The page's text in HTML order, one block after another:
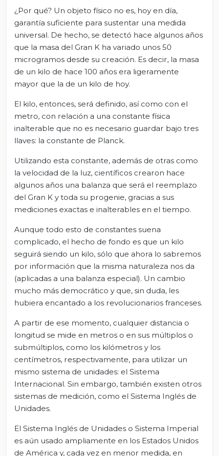
¿Por qué? Un objeto físico no es, hoy en día,
garantía suficiente para sustentar una medida
universal. De hecho, se detectó hace algunos años
que la masa del Gran K ha variado unos 50
microgramos desde su creación. Es decir, la masa
de un kilo de hace 100 años era ligeramente
mayor que la de un kilo de hoy.
El kilo, entonces, será definido, así como con el
metro, con relación a una constante física
inalterable que no es necesario guardar bajo tres
llaves: la constante de Planck.
Utilizando esta constante, además de otras como
la velocidad de la luz, científicos crearon hace
algunos años una balanza que será el reemplazo
del Gran K y toda su progenie, gracias a sus
mediciones exactas e inalterables en el tiempo.
Aunque todo esto de constantes suena
complicado, el hecho de fondo es que un kilo
seguirá siendo un kilo, sólo que ahora lo sabremos
por información que la misma naturaleza nos da
(aplicadas a una balanza especial). Un cambio
mucho más democrático y que, sin duda, les
hubiera encantado a los revolucionarios franceses.
A partir de ese momento, cualquier distancia o
longitud se mide en metros o en sus múltiplos o
submúltiplos, como los kilómetros y los
centímetros, respectivamente, para utilizar un
mismo sistema de unidades: el Sistema
Internacional. Sin embargo, también existen otros
sistemas de medición, como el Sistema Inglés de
Unidades.
El Sistema Inglés de Unidades o Sistema Imperial
es aún usado ampliamente en los Estados Unidos
de América y, cada vez en menor medida, en